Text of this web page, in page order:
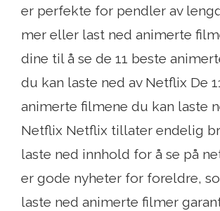
er perfekte for pendler av
mer eller last ned animerte
dine til å se de 11 beste
du kan laste ned av Netflix De
animerte filmene du kan laste
Netflix Netflix tillater endelig
laste ned innhold for å se på
er gode nyheter for foreldre,
laste ned animerte filmer